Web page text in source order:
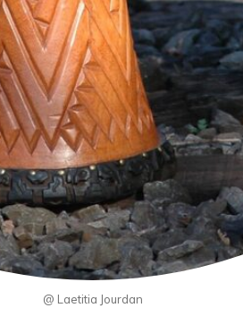
@ Laetitia Jourdan